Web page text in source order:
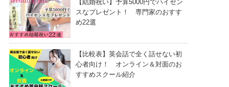
【結婚祝い】予算5000円でハイセン
スなプレゼント！ 専門家のおすす
め22選
【比較表】英会話で全く話せない初
心者向け！ オンライン＆対面のお
すすめスクール紹介